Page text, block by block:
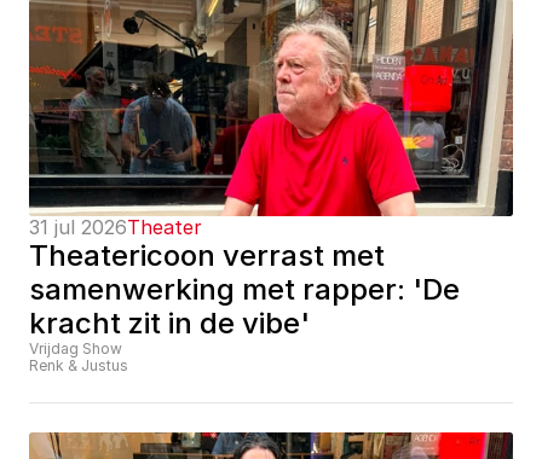
31 jul 2026Theater
Theatericoon verrast met
samenwerking met rapper: 'De
kracht zit in de vibe'
Vrijdag Show
Renk & Justus